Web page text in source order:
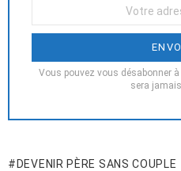
:
Vous pouvez vous désabonner
sera
DEVENIR PÈRE SANS COUPLE